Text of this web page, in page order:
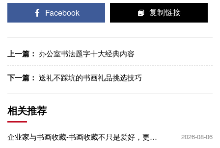
Facebook 复制链接
上一篇： 办公室书法题字十大经典内容
下一篇： 送礼不踩坑的书画礼品挑选技巧
相关推荐
企业家与书画收藏-书画收藏不只是爱好，更是
2026-08-06